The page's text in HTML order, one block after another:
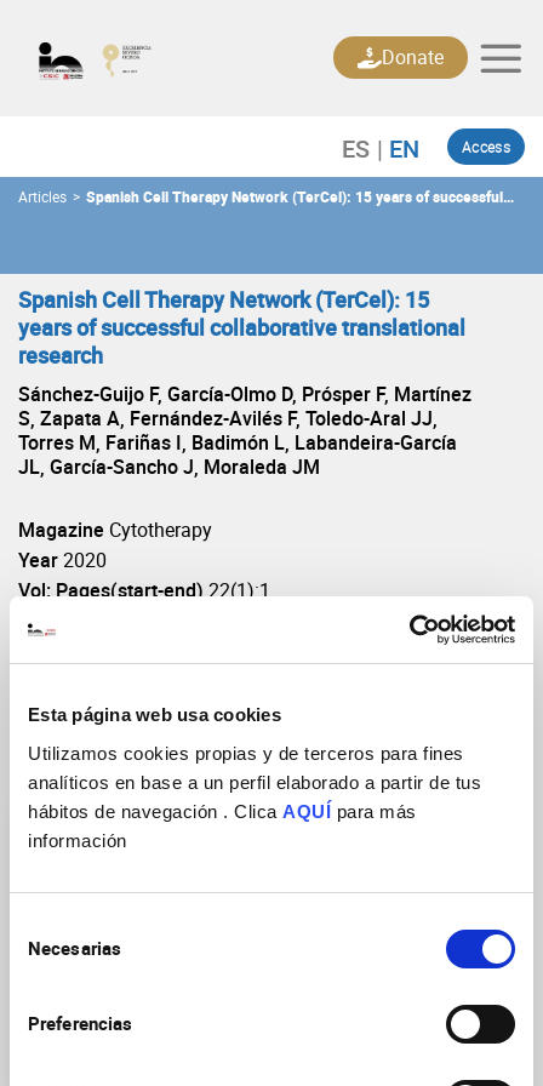
Esta página web usa cookies
Utilizamos cookies propias y de terceros para fines
analíticos en base a un perfil elaborado a partir de tus
hábitos de navegación . Clica AQUÍ para más
información
Necesarias
Preferencias
content
Access
Donate
Articles > Spanish Cell Therapy Network (TerCel): 15 years of successful
Spanish Cell Therapy Network (TerCel): 15
years of successful collaborative translational
research
Sánchez-Guijo F, García-Olmo D, Prósper F, Martínez
S, Zapata A, Fernández-Avilés F, Toledo-Aral JJ,
Torres M, Fariñas I, Badimón L, Labandeira-García
JL, García-Sancho J, Moraleda JM
Magazine Cytotherapy
Year2020
Vol: Pages(start-end)22(1):1
DOI
https://doi.org/10.1016/j.jcyt.2019.11.001
Research Groups
neuro-oncological